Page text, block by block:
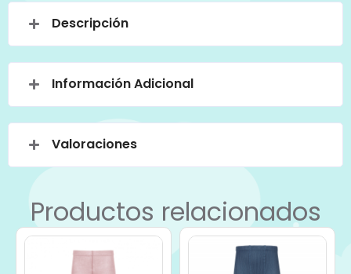
Descripción
Información Adicional
Valoraciones
Productos relacionados